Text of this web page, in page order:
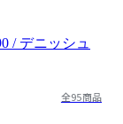
全95商品